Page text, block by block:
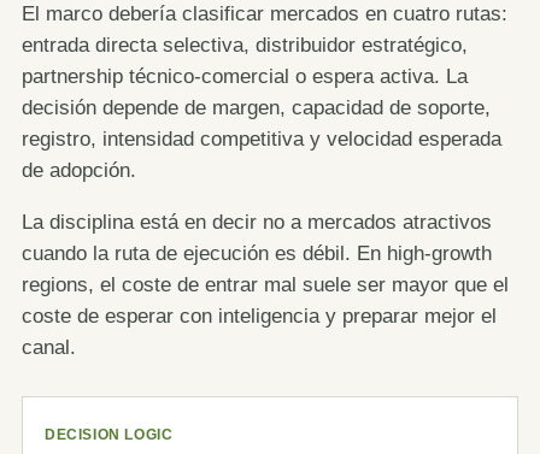
El marco debería clasificar mercados en cuatro rutas:
entrada directa selectiva, distribuidor estratégico,
partnership técnico-comercial o espera activa. La
decisión depende de margen, capacidad de soporte,
registro, intensidad competitiva y velocidad esperada
de adopción.
La disciplina está en decir no a mercados atractivos
cuando la ruta de ejecución es débil. En high-growth
regions, el coste de entrar mal suele ser mayor que el
coste de esperar con inteligencia y preparar mejor el
canal.
DECISION LOGIC